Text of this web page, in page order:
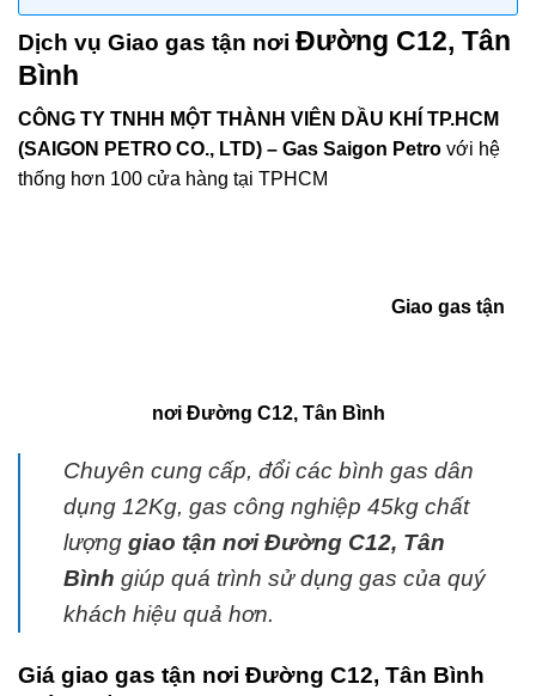
Dịch vụ Giao gas tận nơi Đường C12, Tân
Bình
CÔNG TY TNHH MỘT THÀNH VIÊN DẦU KHÍ TP.HCM
(SAIGON PETRO CO., LTD) – Gas Saigon Petro với hệ
thống hơn 100 cửa hàng tại TPHCM
Giao gas tận
nơi Đường C12, Tân Bình
Chuyên cung cấp, đổi các bình gas dân
dụng 12Kg, gas công nghiệp 45kg chất
lượng giao tận nơi Đường C12, Tân
Bình giúp quá trình sử dụng gas của quý
khách hiệu quả hơn.
Giá giao gas tận nơi Đường C12, Tân Bình